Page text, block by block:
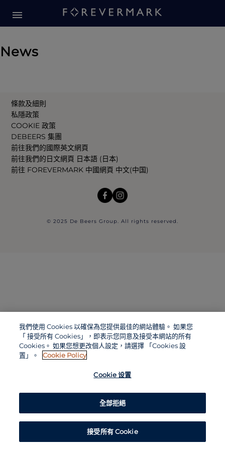
News
條款及細則
私隱政策
COOKIE 政策
DEBEERS 集團
前往我們的國際英文網頁
前往我們的日文網頁 日本語 (日本)
前往 FOREVERMARK 中國網頁 中文(中国)
© 2025 De Beers Group. All rights reserved.
我們使用 Cookies 以確保為您提供最佳的網站體驗。 如果您
「 接受所有 Cookies」，即表示您同意及接受本網站的所有
Cookies。 如果您想更改個人設定，請選擇 「Cookies 設
置」。
Cookie Policy
Cookie 设置
全部拒絕
接受所有 Cookie